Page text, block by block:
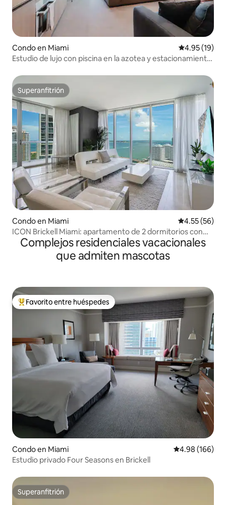
Condo en Miami Calificación
4.95 (19)
Estudio de lujo con piscina en la azotea y estacionamiento
Superanfitrión
Superanfitrión
Condo en Miami Calificación
4.55 (56)
ICON Brickell Miami: apartamento de 2 dormitorios con
vistas al agua
Complejos residenciales vacacionales
que admiten mascotas
Favorito entre huéspedes preferido
Favorito entre huéspedes
Condo en Miami Calificación
4.98 (166)
Estudio privado Four Seasons en Brickell
Superanfitrión
Superanfitrión